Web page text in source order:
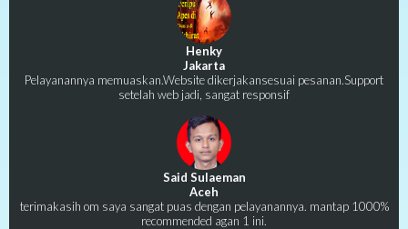
Henky
Jakarta
Pelayanannya memuaskan.Website dikerjakansesuai pesanan.Support
setelah web jadi, sangat responsif
Said Sulaeman
Aceh
terimakasih om saya sangat puas dengan pelayanannya. mantap 1000%
recommended agan 1 ini.